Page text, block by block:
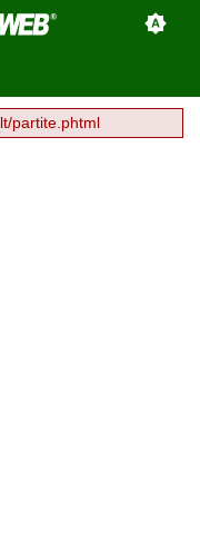
partite.phtml